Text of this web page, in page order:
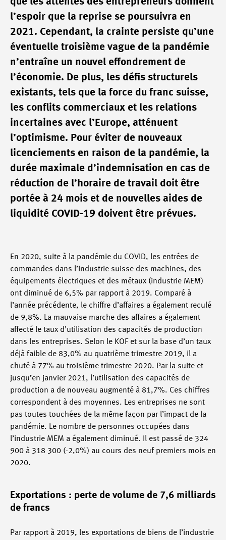
l’espoir que la reprise se poursuivra en
2021. Cependant, la crainte persiste qu’une
éventuelle troisième vague de la pandémie
n’entraîne un nouvel effondrement de
l’économie. De plus, les défis structurels
existants, tels que la force du franc suisse,
les conflits commerciaux et les relations
incertaines avec l’Europe, atténuent
l’optimisme. Pour éviter de nouveaux
licenciements en raison de la pandémie, la
durée maximale d’indemnisation en cas de
réduction de l’horaire de travail doit être
portée à 24 mois et de nouvelles aides de
liquidité COVID-19 doivent être prévues.
En 2020, suite à la pandémie du COVID, les entrées de
commandes dans l’industrie suisse des machines, des
équipements électriques et des métaux (industrie MEM)
ont diminué de 6,5% par rapport à 2019. Comparé à
l’année précédente, le chiffre d’affaires a également reculé
de 9,8%. La mauvaise marche des affaires a également
affecté le taux d’utilisation des capacités de production
dans les entreprises. Selon le KOF et sur la base d’un taux
déjà faible de 83,0% au quatrième trimestre 2019, il a
chuté à 77% au troisième trimestre 2020. Par la suite et
jusqu’en janvier 2021, l’utilisation des capacités de
production a de nouveau augmenté à 81,7%. Ces chiffres
correspondent à des moyennes. Les entreprises ne sont
pas toutes touchées de la même façon par l’impact de la
pandémie. Le nombre de personnes occupées dans
l’industrie MEM a également diminué. Il est passé de 324
900 à 318 300 (-2,0%) au cours des neuf premiers mois en
2020.
Exportations : perte de volume de 7,6 milliards
de francs
Par rapport à 2019, les exportations de biens de l’industrie